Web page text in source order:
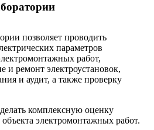
позволяет проводить
параметров
работ,
и ремонт электроустановок,
и аудит, а также проверку
комплексную оценку
электромонтажных работ.